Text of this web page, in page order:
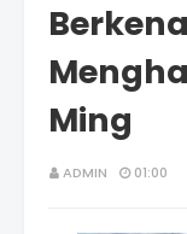
Ming
ADMIN 01:00